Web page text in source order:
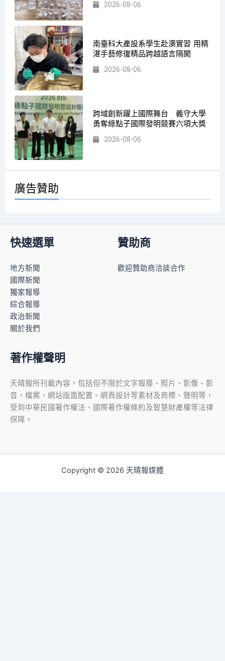
2026-08-06
南臺科大產設系學生赴澳實習 用精
湛手藝修復精品跨越語言隔閡
2026-08-06
跨域創新躍上國際舞台 義守大學
勇奪綠點子國際發明競賽六項大獎
2026-08-06
廣告贊助
快速選單
地方新聞
國際新聞
獨家報導
綜合報導
政治新聞
關於我們
贊助商
歡迎贊助商洽談合作
著作權聲明
天晴報所刊載內容，包括但不限於文字報導、照片、影像、影
音、檔案、網站版面配置、網頁設計等素材及商標、聲明等，
受到中華民國著作權法、國際著作權條約及智慧財產權等法律
保障。
Copyright © 2026 天晴報媒體